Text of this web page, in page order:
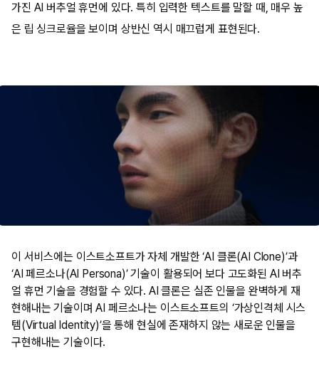
가진 AI 버추얼 휴먼에 있다. 특히 입력한 텍스트를 말할 때, 매우 높
은 립 싱크로율을 보이며 상반신 역시 매끄럽게 표현된다.
이 서비스에는 이스트소프트가 자체 개발한 ‘AI 클론(AI Clone)’과
‘AI 페르소나(AI Persona)’ 기술이 활용되어 보다 고도화된 AI 버추
얼 휴먼 기술을 경험할 수 있다. AI 클론은 실존 인물을 완벽하게 재
현해내는 기술이며 AI 페르소나는 이스트소프트의 ‘가상인격체 시스
템(Virtual Identity)’을 통해 현실에 존재하지 않는 새로운 인물을
구현해내는 기술이다.